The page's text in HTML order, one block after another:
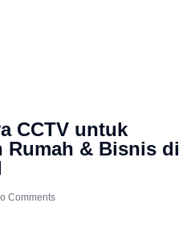
CCTV untuk
Rumah & Bisnis di
Comments